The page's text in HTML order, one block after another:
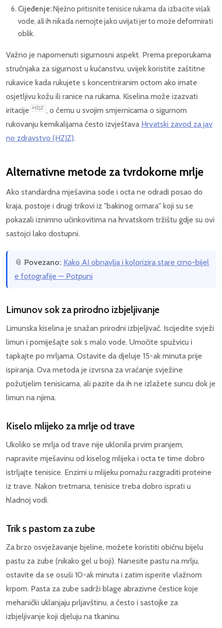
Cijeđenje:Nježno pritisnite tenisice rukama da izbacite višak
vode, ali ih nikada nemojte jako uvijati jer to može deformirati
oblik.
Važno je napomenuti sigurnosni aspekt. Prema preporukama
stručnjaka za sigurnost u kućanstvu, uvijek koristite zaštitne
rukavice kada rukujete s koncentriranim octom ako imate
osjetljivu kožu ili ranice na rukama. Kiselina može izazvati
iritacije
HZJZ , o čemu u svojim smjernicama o sigurnom
rukovanju kemikalijama često izvještava Hrvatski zavod za jav
no zdravstvo (HZJZ).
Alternativne metode za tvrdokorne mrlje
Ako standardna mješavina sode i octa ne odradi posao do
kraja, postoje i drugi trikovi iz "bakinog ormara" koji su se
pokazali iznimno učinkovitima na hrvatskom tržištu gdje su ovi
sastojci lako dostupni.
📎 Povezano: Kako AI obnavlja i kolorizira stare crno-bijel
e fotografije — Potpuni
Limunov sok za prirodno izbjeljivanje
Limunska kiselina je snažan prirodni izbjeljivač. Iscijedite svježi
limun i pomiješajte sok s malo vode. Umočite spužvicu i
tapkajte po mrljama. Ostavite da djeluje 15-ak minuta prije
ispiranja. Ova metoda je izvrsna za vraćanje svježine
požutjelim tenisicama, ali pazite da ih ne izlažete suncu dok je
limun na njima.
Kiselo mlijeko za mrlje od trave
Ukoliko se mrlja od trave nije uklonila prvim pranjem,
napravite mješavinu od kiselog mlijeka i octa te time dobro
istrljajte tenisice. Enzimi u mlijeku pomažu razgraditi proteine
iz trave. Nakon tretmana, tenisice treba dobro isprati u
hladnoj vodi.
Trik s pastom za zube
Za brzo osvježavanje bjeline, možete koristiti običnu bijelu
pastu za zube (nikako gel u boji). Nanesite pastu na mrlju,
ostavite da se osuši 10-ak minuta i zatim isperite vlažnom
krpom. Pasta za zube sadrži blage abrazivne čestice koje
mehanički uklanjaju prljavštinu, a često i sastojke za
izbjeljivanje koji djeluju na tkaninu.